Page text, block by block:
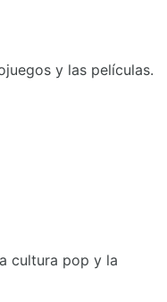
y las películas.
cultura pop y la